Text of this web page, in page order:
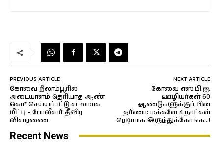
PREVIOUS ARTICLE
கோவை நீலாம்பூரில்
அடையாளம் தெரியாத ஆண்
கொ* செய்யப்பட்டு சடலமாக
மீட்பு – போலீசார் தீவிர
விசாரணை
NEXT ARTICLE
கோவை எஸ்.பி.ஐ.
ஊழியர்கள் 60
ஆண்டுகளுக்குப் பின்
தர்ணா: மக்களே 4 நாட்கள்
ரெடியாக இருந்துக்கோங்க…!
Recent News